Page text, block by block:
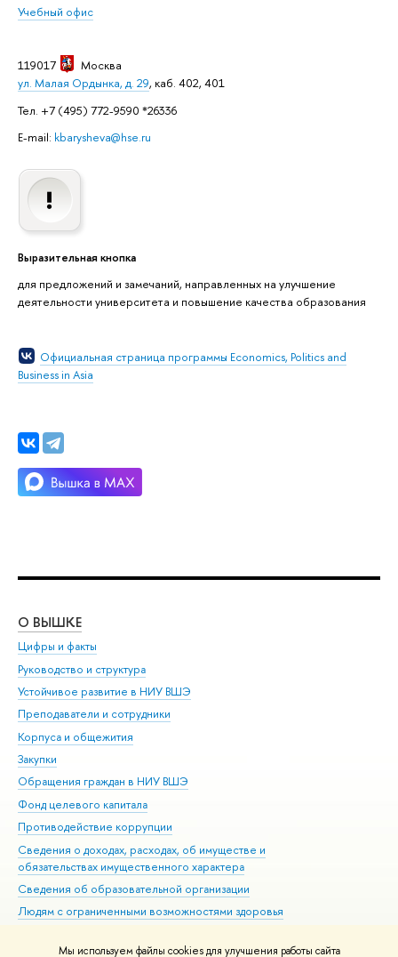
Мы используем файлы cookies для улучшения работы сайта
Учебный офис
119017
Москва
ул. Малая Ордынка, д. 29, каб. 402, 401
Тел. +7 (495) 772-9590 *26336
E-mail: kbarysheva@hse.ru
Выразительная кнопка
для предложений и замечаний, направленных на улучшение
деятельности университета и повышение качества образования
Официальная страница программы Economics, Politics and
Business in Asia
О ВЫШКЕ
Цифры и факты
Руководство и структура
Устойчивое развитие в НИУ ВШЭ
Преподаватели и сотрудники
Корпуса и общежития
Закупки
Обращения граждан в НИУ ВШЭ
Фонд целевого капитала
Противодействие коррупции
Сведения о доходах, расходах, об имуществе и
обязательствах имущественного характера
Сведения об образовательной организации
Людям с ограниченными возможностями здоровья